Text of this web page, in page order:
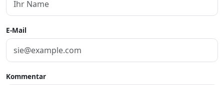
E-Mail
Kommentar